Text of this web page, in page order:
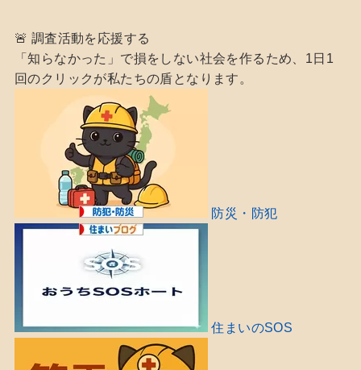
🚨 調査活動を応援する
「知らなかった」で損をしない社会を作るため、1日1
回のクリックが私たちの盾となります。
防災・防犯
住まいのSOS